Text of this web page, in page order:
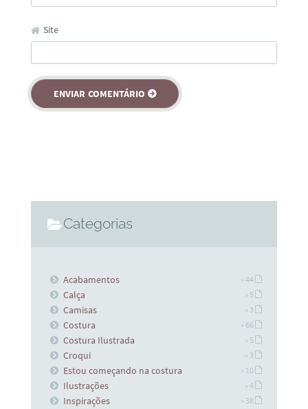
Site
Categorias
Acabamentos » 44
Calça » 5
Camisas » 3
Costura » 66
Costura Ilustrada » 5
Croqui » 3
Estou começando na costura » 10
Ilustrações » 4
Inspirações » 38